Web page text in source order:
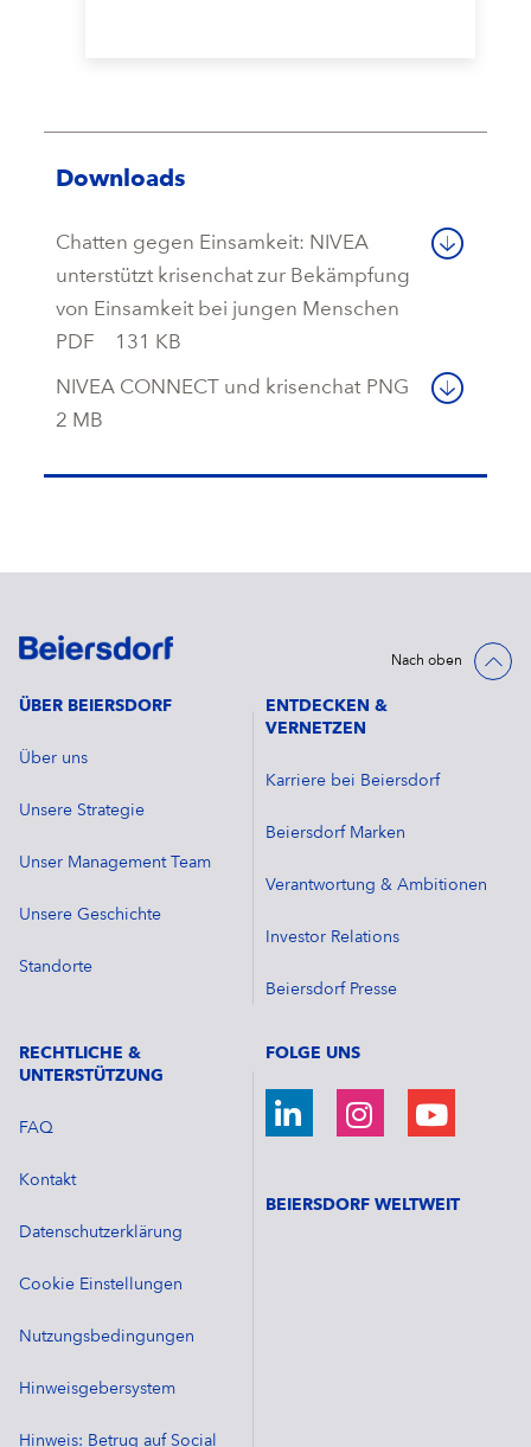
Downloads
Chatten gegen Einsamkeit: NIVEA
unterstützt krisenchat zur Bekämpfung
von Einsamkeit bei jungen Menschen
PDF
131 KB
NIVEA CONNECT und krisenchat PNG
2 MB
Nach oben
ÜBER BEIERSDORF
Über uns
Unsere Strategie
Unser Management Team
Unsere Geschichte
Standorte
ENTDECKEN &
VERNETZEN
Karriere bei Beiersdorf
Beiersdorf Marken
Verantwortung & Ambitionen
Investor Relations
Beiersdorf Presse
RECHTLICHE &
UNTERSTÜTZUNG
FAQ
Kontakt
Datenschutzerklärung
Cookie Einstellungen
Nutzungsbedingungen
Hinweisgebersystem
Hinweis: Betrug auf Social
FOLGE UNS
BEIERSDORF WELTWEIT